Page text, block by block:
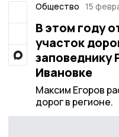
Общество 15
В этом году
участок
заповеднику
Ивановке
Максим Егоров
дорог в регионе.